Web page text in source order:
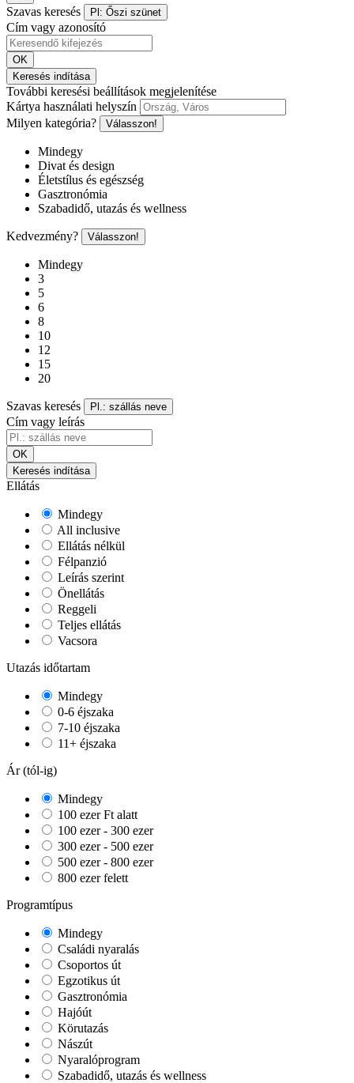
Szavas keresés Pl: Őszi szünet
Cím vagy azonosító
OK
Keresés indítása
További keresési beállítások megjelenítése
Kártya használati helyszín
Milyen kategória?
Válasszon!
Mindegy
Divat és design
Életstílus és egészség
Gasztronómia
Szabadidő, utazás és wellness
Kedvezmény? Válasszon!
Mindegy
3
5
6
8
10
12
15
20
Szavas keresés Pl.: szállás neve
Cím vagy leírás
OK
Keresés indítása
Ellátás
Mindegy
All inclusive
Ellátás nélkül
Félpanzió
Leírás szerint
Önellátás
Reggeli
Teljes ellátás
Vacsora
Utazás időtartam
Mindegy
0-6 éjszaka
7-10 éjszaka
11+ éjszaka
Ár (tól-ig)
Mindegy
100 ezer Ft alatt
100 ezer - 300 ezer
300 ezer - 500 ezer
500 ezer - 800 ezer
800 ezer felett
Programtípus
Mindegy
Családi nyaralás
Csoportos út
Egzotikus út
Gasztronómia
Hajóút
Körutazás
Nászút
Nyaralóprogram
Szabadidő, utazás és wellness